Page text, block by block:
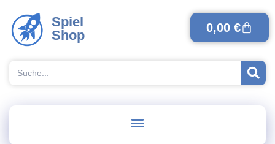
Spiel
Shop
0,00 €